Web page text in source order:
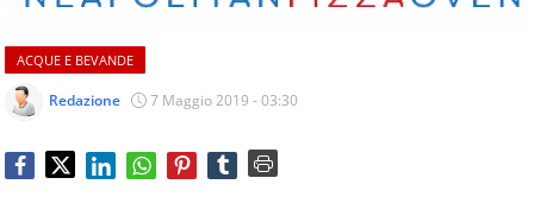
catering
articoli
quotidiani
sul
dell'alimentazione,
dei
ACQUE E BEVANDE
Redazione 7 Maggio 2019 - 03:30